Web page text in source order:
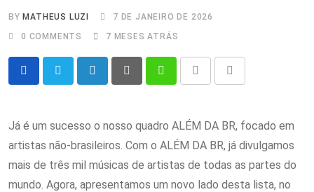
BY MATHEUS LUZI
7 DE JANEIRO DE 2026
0 COMMENTS 7 MESES ATRÁS
Email
Já é um sucesso o nosso quadro ALÉM DA BR, focado em
artistas não-brasileiros. Com o ALÉM DA BR, já divulgamos
mais de três mil músicas de artistas de todas as partes do
mundo. Agora, apresentamos um novo lado desta lista, no